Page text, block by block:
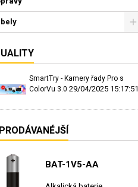
SmartTry - Kamery řady Pro s
ColorVu 3.0 29/04/2025 15:17:51
BAT-1V5-AA